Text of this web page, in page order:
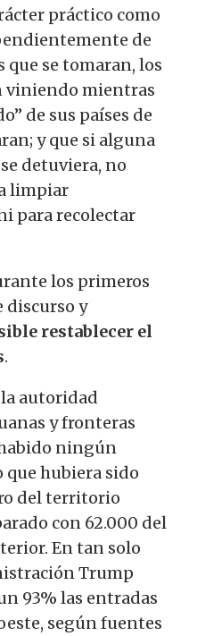
práctico como
de
que se tomaran, los
mientras
de sus países de
y que si alguna
detuviera, no
limpiar
para recolectar
los primeros
discurso y
restablecer el
.
autoridad
y fronteras
ningún
hubiera sido
del territorio
con 62.000 del
En tan solo
Trump
93% las entradas
según fuentes